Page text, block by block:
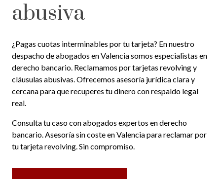
abusiva
¿Pagas cuotas interminables por tu tarjeta? En nuestro
despacho de abogados en Valencia somos especialistas en
derecho bancario. Reclamamos por tarjetas revolving y
cláusulas abusivas. Ofrecemos asesoría jurídica clara y
cercana para que recuperes tu dinero con respaldo legal
real.
Consulta tu caso con abogados expertos en derecho
bancario. Asesoría sin coste en Valencia para reclamar por
tu tarjeta revolving. Sin compromiso.